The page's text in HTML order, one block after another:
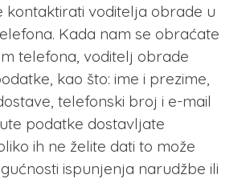
kontaktirati voditelja obrade u
Kada nam se obraćate
telefona, voditelj obrade
kao što: ime i prezime,
telefonski broj i e-mail
podatke dostavljate
ih ne želite dati to može
ispunjenja narudžbe ili